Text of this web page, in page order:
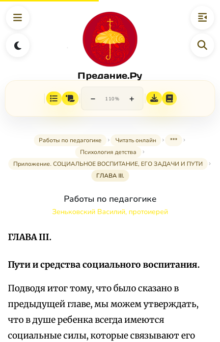
Предание.Ру
− 110% +
Работы по педагогике Читать онлайн
***
Психология детства
Приложение. СОЦИАЛЬНОЕ ВОСПИТАНИЕ, ЕГО ЗАДАЧИ И ПУТИ
ГЛАВА III.
Работы по педагогике
Зеньковский Василий, протоиерей
ГЛАВА III.
Пути и средства социального воспитания.
Подводя итог тому, что было сказано в
предыдущей главе, мы можем утверждать,
что в душе ребенка всегда имеются
социальные силы, которые связывают его